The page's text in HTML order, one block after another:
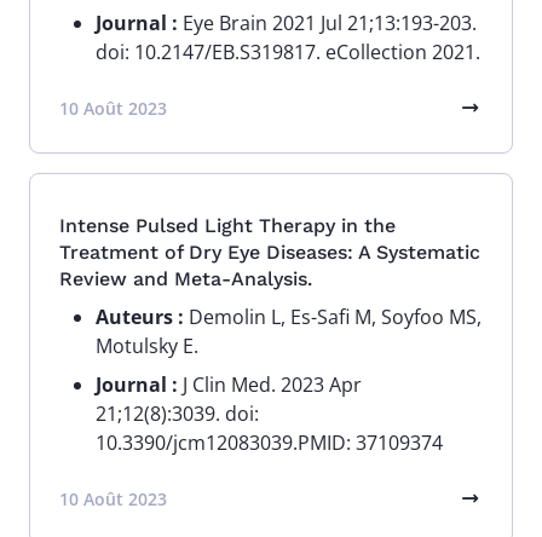
Journal : Eye Brain 2021 Jul 21;13:193-203.
doi: 10.2147/EB.S319817. eCollection 2021.
10 Août 2023
Intense Pulsed Light Therapy in the
Treatment of Dry Eye Diseases: A Systematic
Review and Meta-Analysis.
Auteurs : Demolin L, Es-Safi M, Soyfoo MS,
Motulsky E.
Journal : J Clin Med. 2023 Apr
21;12(8):3039. doi:
10.3390/jcm12083039.PMID: 37109374
10 Août 2023